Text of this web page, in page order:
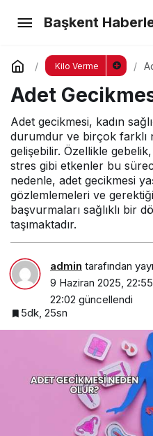
Başkent
Kilo Verme
Adet
Adet gecikmesi, kadın
durumdur ve birçok farklı
gelişebilir. Özellikle
stres gibi etkenler bu
nedenle, adet gecikmesi
gözlemlemeleri ve
başvurmaları sağlıklı bir
taşımaktadır.
admin tarafından
9 Haziran 2025, 22:55
22:02 güncellendi
5dk, 25sn
YKS Soruları
Yorum Yap Paylaş